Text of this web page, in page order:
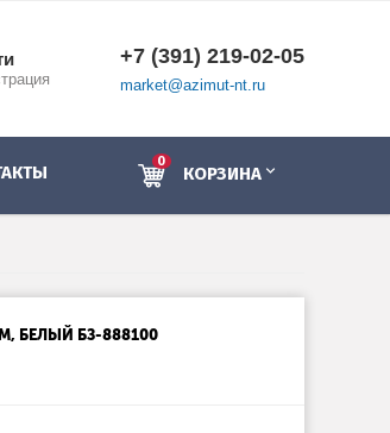
+7 (391) 219-02-05
market@azimut-nt.ru
0
КОРЗИНА
БЕЛЫЙ БЗ-888100